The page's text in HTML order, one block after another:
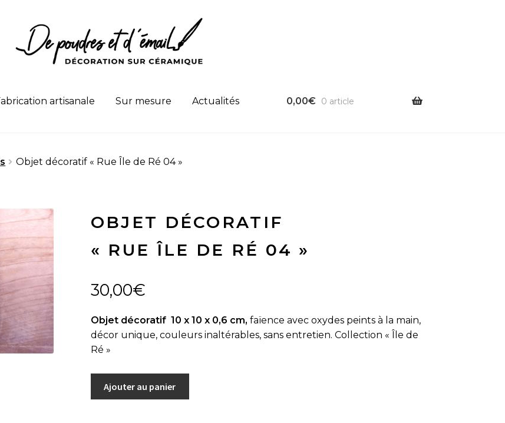
artisanale Sur mesure Actualités 0,00€ 0 article
Objet décoratif « Rue Île de Ré 04 »
OBJET DÉCORATIF
« RUE ÎLE DE RÉ 04 »
30,00€
Objet décoratif 10 x 10 x 0,6 cm, faïence avec oxydes peints à la main,
décor unique, couleurs inaltérables, sans entretien. Collection « Île de
Ré »
Ajouter au panier